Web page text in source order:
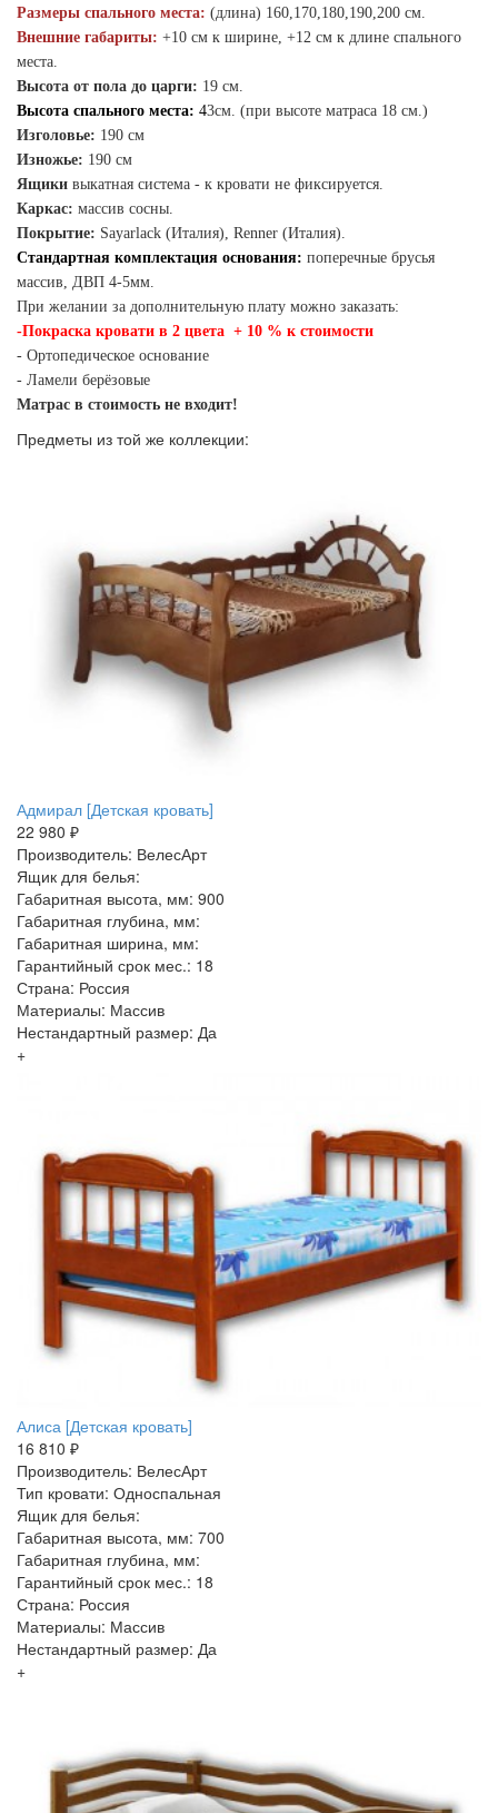
Размеры спального места: (длина) 160,170,180,190,200 см.
Внешние габариты: +10 см к ширине, +12 см к длине спального
места.
Высота от пола до царги: 19 см.
Высота спального места: 43см. (при высоте матраса 18 см.)
Изголовье: 190 см
Изножье: 190 см
Ящики выкатная система - к кровати не фиксируется.
Каркас: массив сосны.
Покрытие: Sayarlack (Италия), Renner (Италия).
Стандартная комплектация основания: поперечные брусья
массив, ДВП 4-5мм.
При желании за дополнительную плату можно заказать:
-Покраска кровати в 2 цвета + 10 % к стоимости
- Ортопедическое основание
- Ламели берёзовые
Матрас в стоимость не входит!
Предметы из той же коллекции:
Адмирал [Детская кровать]
22 980 ₽
Производитель: ВелесАрт
Ящик для белья:
Габаритная высота, мм: 900
Габаритная глубина, мм:
Габаритная ширина, мм:
Гарантийный срок мес.: 18
Страна: Россия
Материалы: Массив
Нестандартный размер: Да
+
Алиса [Детская кровать]
16 810 ₽
Производитель: ВелесАрт
Тип кровати: Односпальная
Ящик для белья:
Габаритная высота, мм: 700
Габаритная глубина, мм:
Гарантийный срок мес.: 18
Страна: Россия
Материалы: Массив
Нестандартный размер: Да
+